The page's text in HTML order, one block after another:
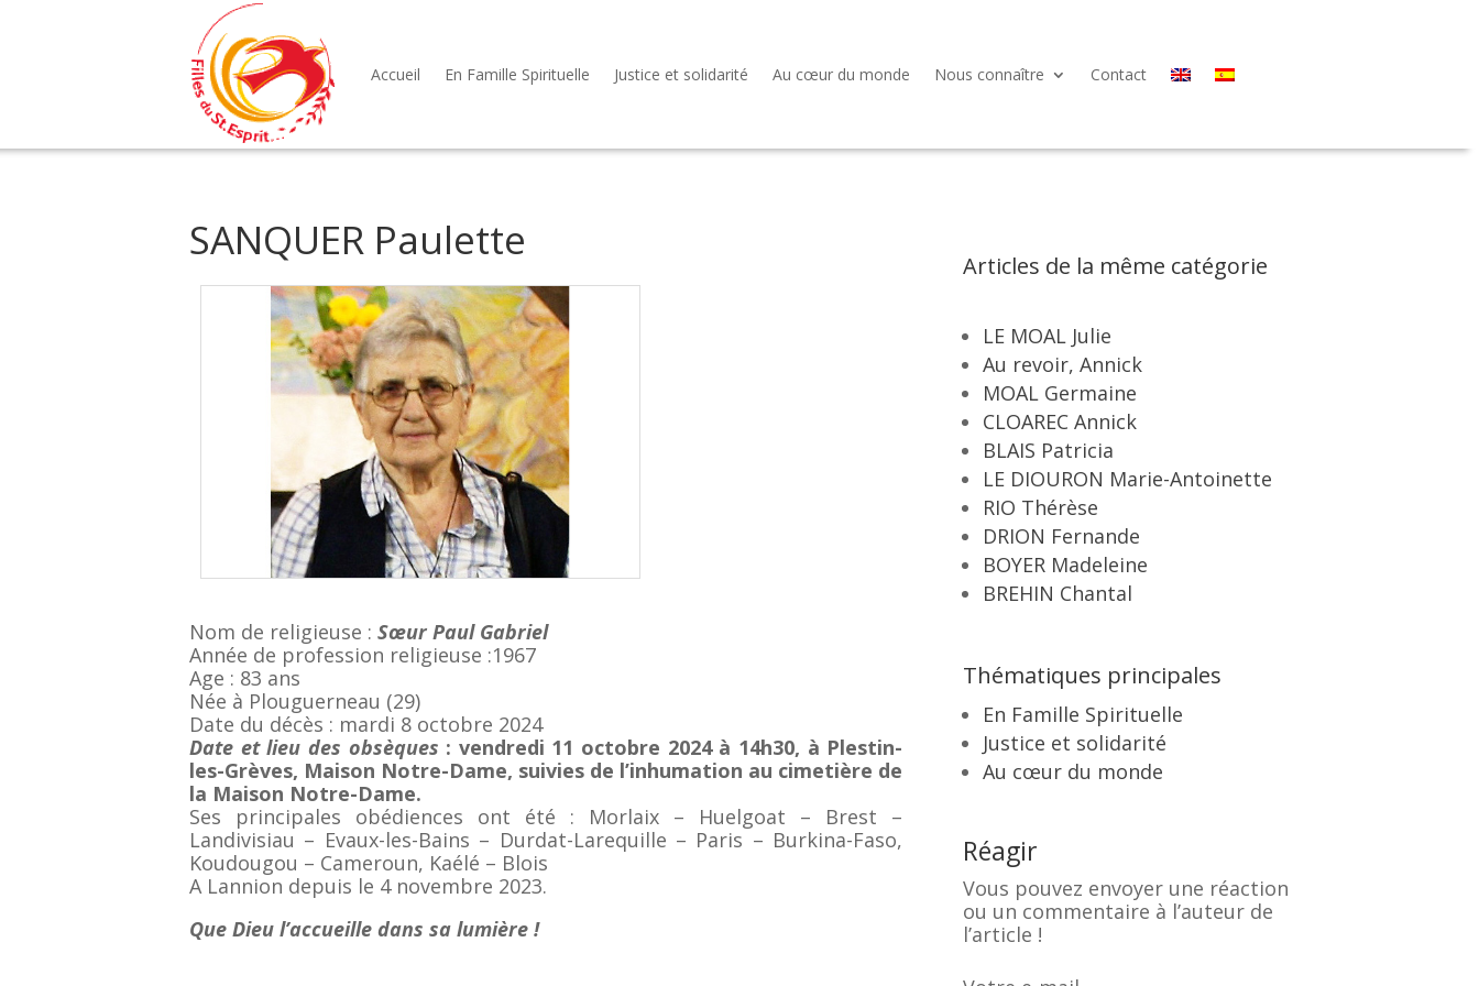
Accueil En Famille Spirituelle Justice et solidarité Au cœur du monde Nous connaître Contact
SANQUER Paulette
Nom de religieuse : Sœur Paul Gabriel
Année de profession religieuse :1967
Age : 83 ans
Née à Plouguerneau (29)
Date du décès : mardi 8 octobre 2024
Date et lieu des obsèques : vendredi 11 octobre 2024 à 14h30, à Plestin-
les-Grèves, Maison Notre-Dame, suivies de l’inhumation au cimetière de
la Maison Notre-Dame.
Ses principales obédiences ont été : Morlaix – Huelgoat – Brest –
Landivisiau – Evaux-les-Bains – Durdat-Larequille – Paris – Burkina-Faso,
Koudougou – Cameroun, Kaélé – Blois
A Lannion depuis le 4 novembre 2023.
Que Dieu l’accueille dans sa lumière !
Articles de la même catégorie
LE MOAL Julie
Au revoir, Annick
MOAL Germaine
CLOAREC Annick
BLAIS Patricia
LE DIOURON Marie-Antoinette
RIO Thérèse
DRION Fernande
BOYER Madeleine
BREHIN Chantal
Thématiques principales
En Famille Spirituelle
Justice et solidarité
Au cœur du monde
Réagir
Vous pouvez envoyer une réaction
ou un commentaire à l’auteur de
l’article !